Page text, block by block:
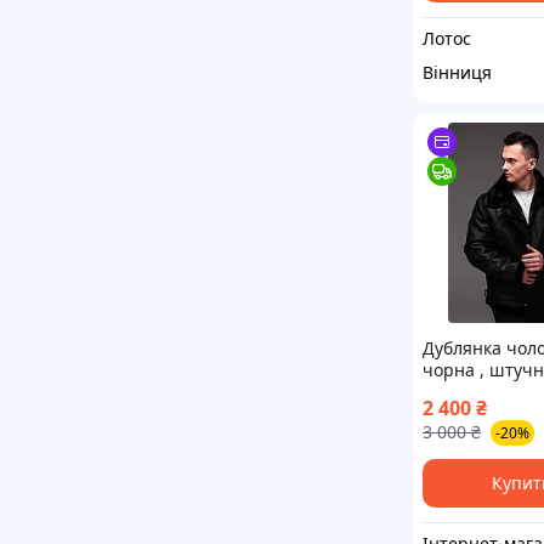
Лотос
Вінниця
Дублянка
чорна ,
2 400₴
3 000 ₴ -20%